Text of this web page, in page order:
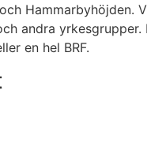
Hammarbyhöjden.
andra
en hel BRF.